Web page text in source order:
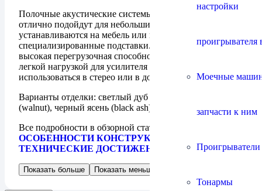
настройки
проигрывателя
Моечные
запчасти к ним
Тонармы
Полочные акустические системы Fyne Audio F301
отлично подойдут для небольших помещений,
устанавливаются на мебель или на
специализированные подставки. Мощное звучание и
высокая перегрузочная способность. F301 являются
легкой нагрузкой для усилителя и могут с успехом
использоваться в стерео или в домашнем кинотеатре.
Варианты отделки: светлый дуб (light oak), орех
(walnut), черный ясень (black ash).
Все подробности в обзорной статье на нашем сайте
ОСОБЕННОСТИ КОНСТРУКЦИИ И
ТЕХНИЧЕСКИЕ ДОСТИЖЕНИЯ СЕРИИ F300
Показать больше Показать меньше